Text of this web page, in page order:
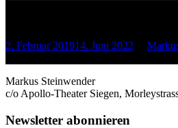
2. Februar 201914. Juni 2022
Markus Steinwender
c/o Apollo-Theater Siegen,
Newsletter abonnieren